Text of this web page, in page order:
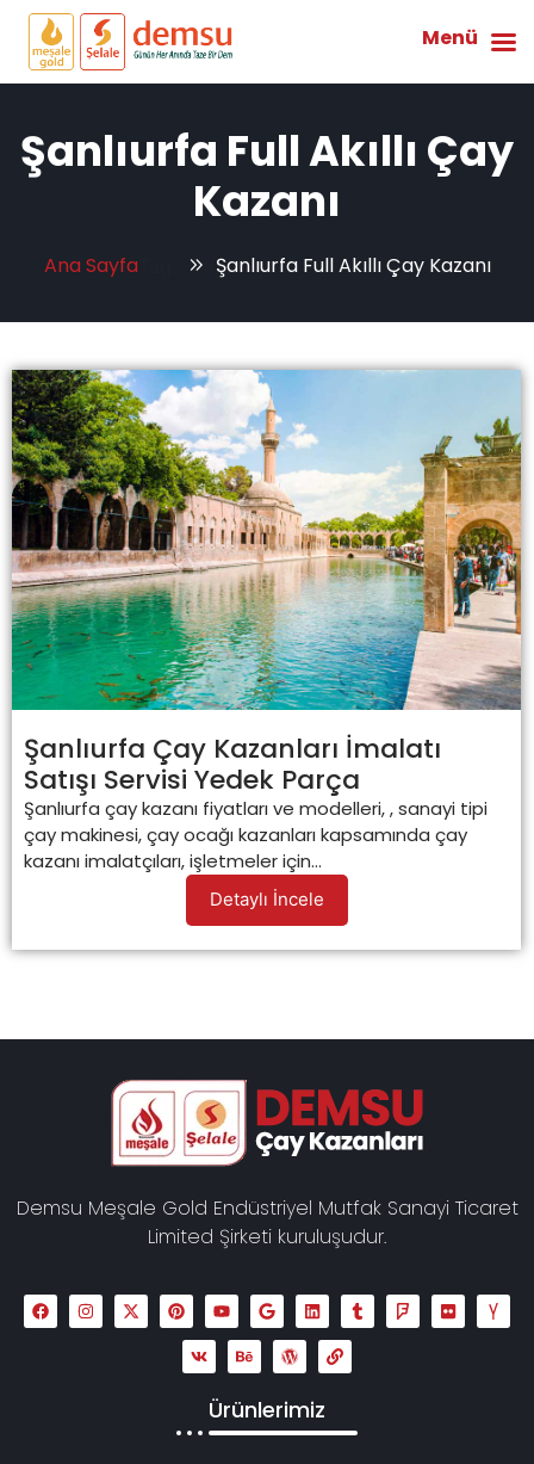
Şanlıurfa Full Akıllı Çay
Kazanı
Ana SayfaTag: Şanlıurfa Full Akıllı Çay Kazanı
Şanlıurfa Çay Kazanları İmalatı
Satışı Servisi Yedek Parça
Şanlıurfa çay kazanı fiyatları ve modelleri, , sanayi tipi
çay makinesi, çay ocağı kazanları kapsamında çay
kazanı imalatçıları, işletmeler için...
Detaylı İncele
Demsu Meşale Gold Endüstriyel Mutfak Sanayi Ticaret
Limited Şirketi kuruluşudur.
Ürünlerimiz
Menü